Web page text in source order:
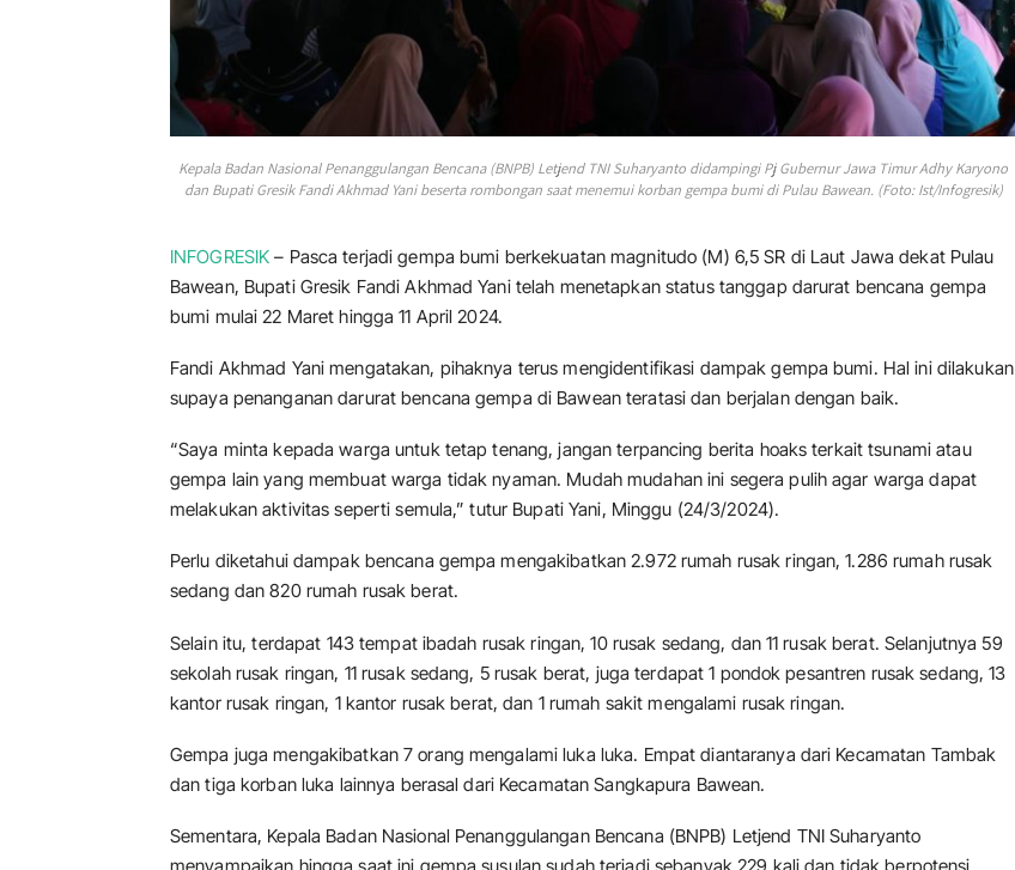
Kepala Badan Nasional Penanggulangan Bencana (BNPB) Letjend TNI Suharyanto didampingi Pj Gubernur Jawa Timur Adhy Karyono
dan Bupati Gresik Fandi Akhmad Yani beserta rombongan saat menemui korban gempa bumi di Pulau Bawean. (Foto: Ist/Infogresik)
INFOGRESIK – Pasca terjadi gempa bumi berkekuatan magnitudo (M) 6,5 SR di Laut Jawa dekat Pulau
Bawean, Bupati Gresik Fandi Akhmad Yani telah menetapkan status tanggap darurat bencana gempa
bumi mulai 22 Maret hingga 11 April 2024.
Fandi Akhmad Yani mengatakan, pihaknya terus mengidentifikasi dampak gempa bumi. Hal ini dilakukan
supaya penanganan darurat bencana gempa di Bawean teratasi dan berjalan dengan baik.
“Saya minta kepada warga untuk tetap tenang, jangan terpancing berita hoaks terkait tsunami atau
gempa lain yang membuat warga tidak nyaman. Mudah mudahan ini segera pulih agar warga dapat
melakukan aktivitas seperti semula,” tutur Bupati Yani, Minggu (24/3/2024).
Perlu diketahui dampak bencana gempa mengakibatkan 2.972 rumah rusak ringan, 1.286 rumah rusak
sedang dan 820 rumah rusak berat.
Selain itu, terdapat 143 tempat ibadah rusak ringan, 10 rusak sedang, dan 11 rusak berat. Selanjutnya 59
sekolah rusak ringan, 11 rusak sedang, 5 rusak berat, juga terdapat 1 pondok pesantren rusak sedang, 13
kantor rusak ringan, 1 kantor rusak berat, dan 1 rumah sakit mengalami rusak ringan.
Gempa juga mengakibatkan 7 orang mengalami luka luka. Empat diantaranya dari Kecamatan Tambak
dan tiga korban luka lainnya berasal dari Kecamatan Sangkapura Bawean.
Sementara, Kepala Badan Nasional Penanggulangan Bencana (BNPB) Letjend TNI Suharyanto